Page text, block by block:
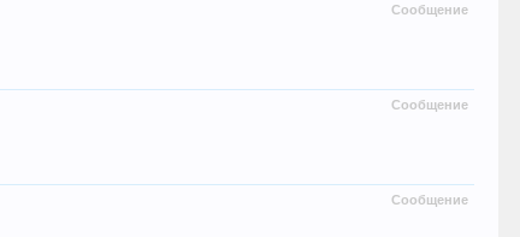
Сообщение
Сообщение
Сообщение